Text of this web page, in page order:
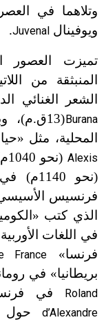
وتلاهما في
ويوفينال Juvenal
.
تميزت العصور
المنبثقة من
الشعر الغنائي
Burana
(13 ق.م)،
المحلية، مثل
Alexis (نحو 1040م) في فرنسا، وملحمة «السيد»
(نحو
فرنسيس
الذي كتب
في اللغات
فرنسا» France
بريطانيا» في
Roland
في
d’Alexandre حول